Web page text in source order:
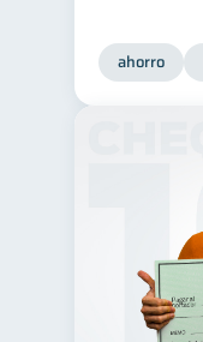
ahorro